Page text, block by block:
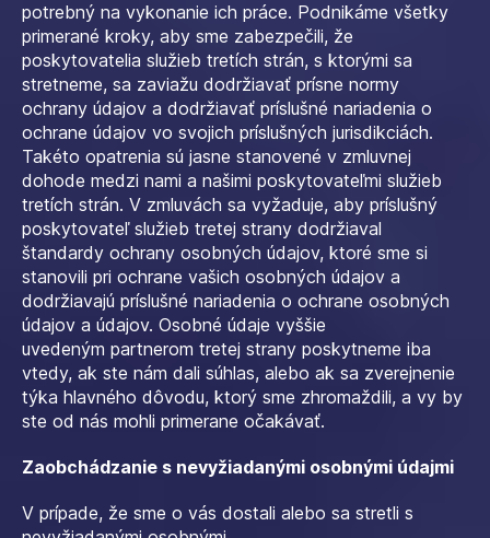
potrebný na vykonanie ich práce. Podnikáme všetky
primerané kroky, aby sme zabezpečili, že
poskytovatelia služieb tretích strán, s ktorými sa
stretneme, sa zaviažu dodržiavať prísne normy
ochrany údajov a dodržiavať príslušné nariadenia o
ochrane údajov vo svojich príslušných jurisdikciách.
Takéto opatrenia sú jasne stanovené v zmluvnej
dohode medzi nami a našimi poskytovateľmi služieb
tretích strán. V zmluvách sa vyžaduje, aby príslušný
poskytovateľ služieb tretej strany dodržiaval
štandardy ochrany osobných údajov, ktoré sme si
stanovili pri ochrane vašich osobných údajov a
dodržiavajú príslušné nariadenia o ochrane osobných
údajov a údajov. Osobné údaje vyššie
uvedeným partnerom tretej strany poskytneme iba
vtedy, ak ste nám dali súhlas, alebo ak sa zverejnenie
týka hlavného dôvodu, ktorý sme zhromaždili, a vy by
ste od nás mohli primerane očakávať.
Zaobchádzanie s nevyžiadanými osobnými údajmi
V prípade, že sme o vás dostali alebo sa stretli s